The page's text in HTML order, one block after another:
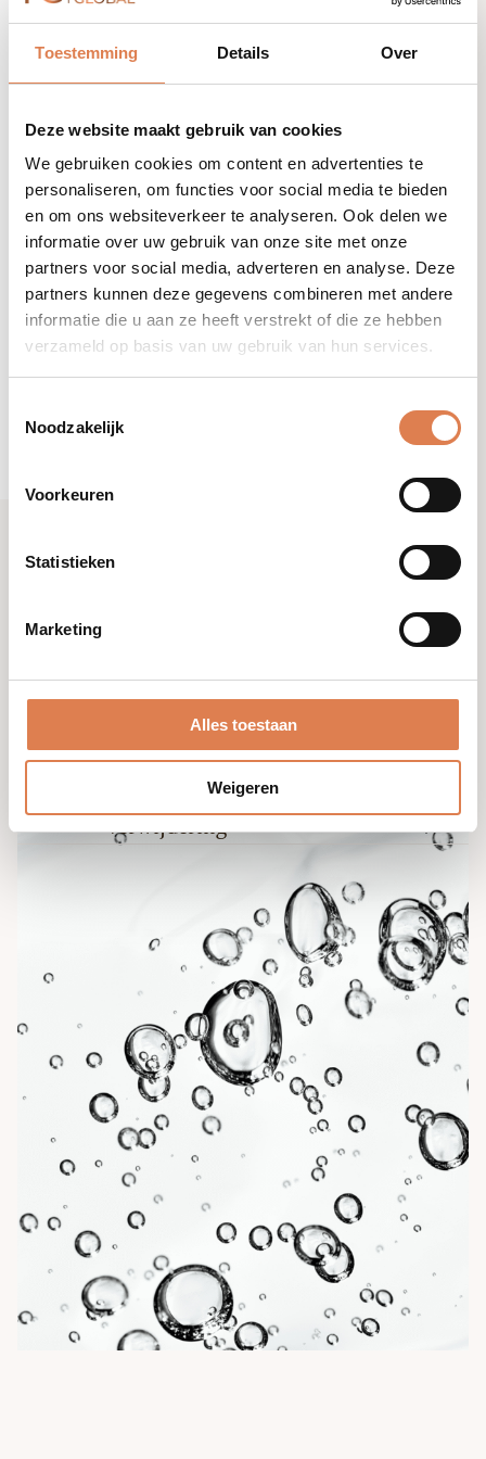
Toestemming Details Over
Deze website maakt gebruik van cookies
We gebruiken cookies om content en advertenties te
personaliseren, om functies voor social media te bieden
en om ons websiteverkeer te analyseren. Ook delen we
informatie over uw gebruik van onze site met onze
partners voor social media, adverteren en analyse. Deze
partners kunnen deze gegevens combineren met andere
informatie die u aan ze heeft verstrekt of die ze hebben
verzameld op basis van uw gebruik van hun services.
Noodzakelijk
Voorkeuren
Statistieken
Marketing
Alles toestaan
Weigeren
Micellar
Water
aantal
CF Ceuticals Glyco
Cleanse
aantal
Breng een kleine hoeveelheid reinigingsgel aan
op een vochtig gezicht.
01
Masseer
Masseer met de vingertoppen in tot het
product gaat schuimen. Voeg voortdurend
water toe met roterende bewegingen. Masseer
gedurende 1 minuut.
02 Verwijdering
03